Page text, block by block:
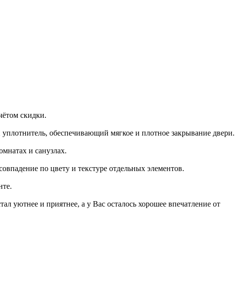
скидки.
обеспечивающий мягкое и плотное закрывание двери.
и санузлах.
по цвету и текстуре отдельных элементов.
уютнее и приятнее, а у Вас осталось хорошее впечатление от